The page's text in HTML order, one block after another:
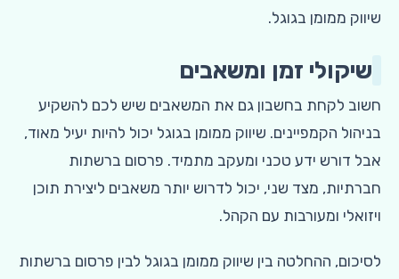
שיווק ממומן בגוגל.
שיקולי זמן ומשאבים
חשוב לקחת בחשבון גם את המשאבים שיש לכם להשקיע
בניהול הקמפיינים. שיווק ממומן בגוגל יכול להיות יעיל מאוד,
אבל דורש ידע טכני ומעקב מתמיד. פרסום ברשתות
חברתיות, מצד שני, יכול לדרוש יותר משאבים ליצירת תוכן
ויזואלי ומעורבות עם הקהל.
לסיכום, ההחלטה בין שיווק ממומן בגוגל לבין פרסום ברשתות